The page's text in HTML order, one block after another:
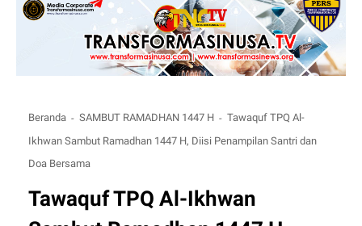
Beranda SAMBUT RAMADHAN 1447 H
Tawaquf TPQ Al-
Ikhwan Sambut Ramadhan 1447 H, Diisi Penampilan Santri dan
Doa Bersama
Tawaquf TPQ Al-Ikhwan